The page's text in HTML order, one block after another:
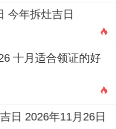
今年拆灶吉日
十月适合领证的好
日 2026年11月26日